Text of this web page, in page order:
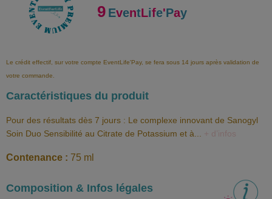
9 EventLife'Pay
Le crédit effectif, sur votre compte EventLife'Pay, se fera sous 14 jours après validation de
votre commande.
Caractéristiques du produit
Pour des résultats dès 7 jours : Le complexe innovant de Sanogyl
Soin Duo Sensibilité au Citrate de Potassium et à
+ d’infos
Contenance : 75 ml
Composition & Infos légales